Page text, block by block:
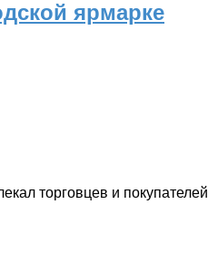
ярмарке
торговцев и покупателей